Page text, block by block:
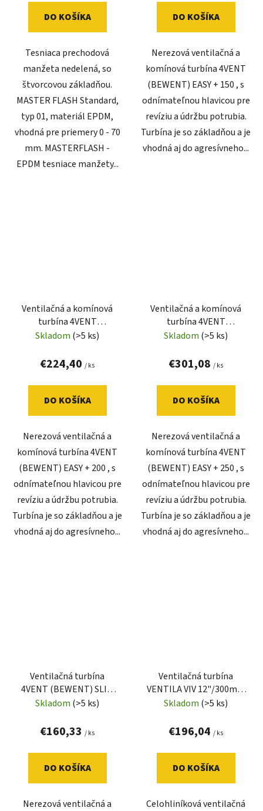
DO KOŠÍKA
Tesniaca prechodová
manžeta nedelená, so
štvorcovou základňou.
MASTER FLASH Standard,
typ 01, materiál EPDM,
vhodná pre priemery 0 - 70
mm. MASTERFLASH -
EPDM tesniace manžety...
DO KOŠÍKA
Nerezová ventilačná a
komínová turbína 4VENT
(BEWENT) EASY + 150 , s
odnímateľnou hlavicou pre
revíziu a údržbu potrubia.
Turbína je so základňou a je
vhodná aj do agresívneho...
Ventilačná a komínová
turbína 4VENT
(BEWENT) EASY 200 + so
Skladom (>5 ks)
€224,40 / ks
DO KOŠÍKA
Nerezová ventilačná a
komínová turbína 4VENT
(BEWENT) EASY + 200 , s
odnímateľnou hlavicou pre
revíziu a údržbu potrubia.
Turbína je so základňou a je
vhodná aj do agresívneho...
Ventilačná a komínová
turbína 4VENT
(BEWENT) EASY 250 + so
Skladom (>5 ks)
€301,08 / ks
DO KOŠÍKA
Nerezová ventilačná a
komínová turbína 4VENT
(BEWENT) EASY + 250 , s
odnímateľnou hlavicou pre
revíziu a údržbu potrubia.
Turbína je so základňou a je
vhodná aj do agresívneho...
Ventilačná turbína
4VENT (BEWENT) SLIM
EASY 150 + so základňou
Skladom (>5 ks)
€160,33 / ks
DO KOŠÍKA
Nerezová ventilačná a
Ventilačná turbína
VENTILA VIV 12"/300mm
(komplet)
Skladom (>5 ks)
€196,04 / ks
DO KOŠÍKA
Celohliníková ventilačná